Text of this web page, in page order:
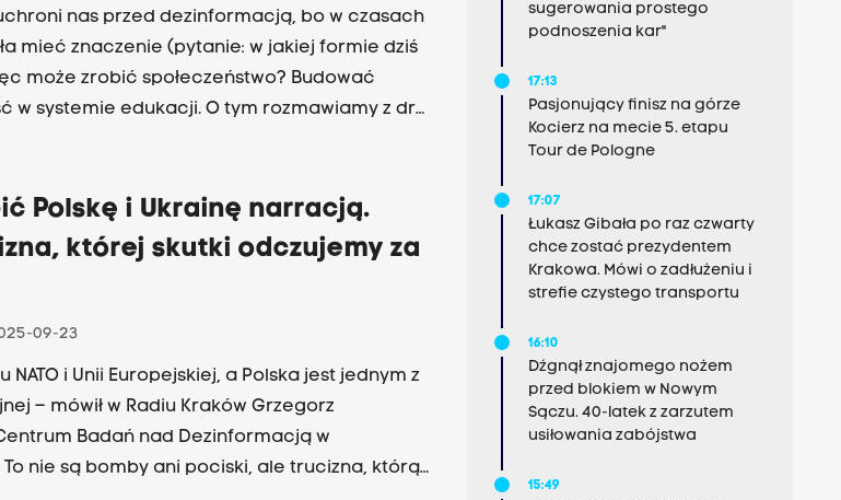
nas przed dezinformacją, bo w czasach
mieć znaczenie (pytanie: w jakiej formie dziś
może zrobić społeczeństwo? Budować
w systemie edukacji. O tym rozmawiamy z dr
Polskę i Ukrainę narracją.
której skutki odczujemy za
09-23
NATO i Unii Europejskiej, a Polska jest jednym z
– mówił w Radiu Kraków Grzegorz
Badań nad Dezinformacją w
To nie są bomby ani pociski, ale trucizna, którą
sugerowania prostego
podnoszenia kar"
17:13
Pasjonujący finisz na górze
Kocierz na mecie 5. etapu
Tour de Pologne
17:07
Łukasz Gibała po raz czwarty
chce zostać prezydentem
Krakowa. Mówi o zadłużeniu i
strefie czystego transportu
16:10
Dźgnął znajomego nożem
przed blokiem w Nowym
Sączu. 40-latek z zarzutem
usiłowania zabójstwa
15:49